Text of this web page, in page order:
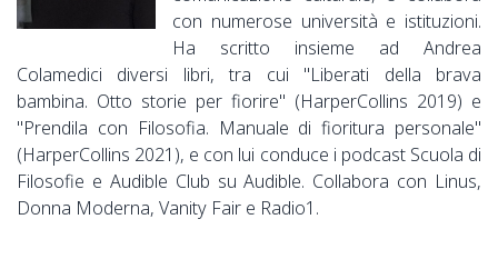
con numerose università e istituzioni.
Ha scritto insieme ad Andrea
Colamedici diversi libri, tra cui "Liberati della brava
bambina. Otto storie per fiorire" (HarperCollins 2019) e
"Prendila con Filosofia. Manuale di fioritura personale"
(HarperCollins 2021), e con lui conduce i podcast Scuola di
Filosofie e Audible Club su Audible. Collabora con Linus,
Donna Moderna, Vanity Fair e Radio1.